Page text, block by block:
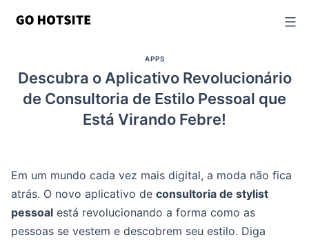
conteúdo
APPS
Descubra o Aplicativo Revolucionário
de Consultoria de Estilo Pessoal que
Está Virando Febre!
Em um mundo cada vez mais digital, a moda não fica
atrás. O novo aplicativo de consultoria de stylist
pessoal está revolucionando a forma como as
pessoas se vestem e descobrem seu estilo. Diga